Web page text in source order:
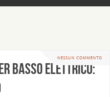
NESSUN COMMENTO
basso elettrico: